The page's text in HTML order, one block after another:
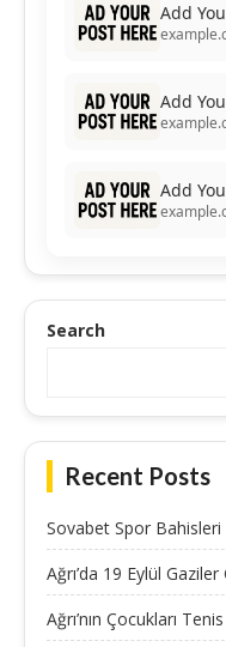
Add
Add
Add
Search
Recent Posts
Sovabet Spor Bahisleri
Ağrı’da 19 Eylül
Ağrı’nın Çocukları